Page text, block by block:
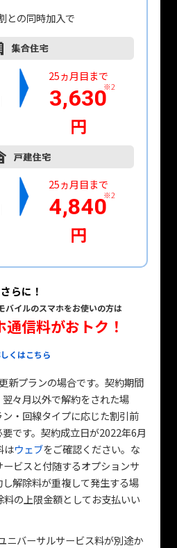
との同時加入で
25ヵ月目まで
3,630
円
※2
25ヵ月目まで
4,840
円
※2
さらに！
バイルのスマホをお使いの方は
信料がおトク！
くはこちら
新プランの場合です。契約期間
々月以外で解約をされた場
・回線タイプに応じた割引前
です。契約成立日が2022年6月
はウェブをご確認ください。な
ビスと付随するオプションサ
解除料が重複して発生する場
の上限金額としてお支払いい
ニバーサルサービス料が別途か